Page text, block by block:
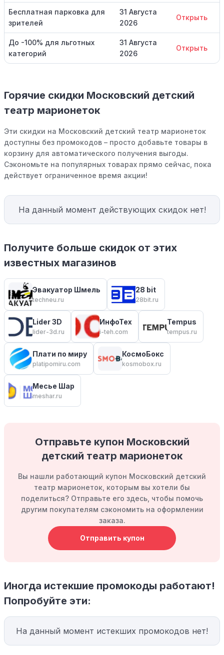
Бесплатная парковка для
зрителей
31 Августа
2026
Открыть
До -100% для льготных
категорий
31 Августа
2026
Открыть
Горячие скидки Московский детский
театр марионеток
Эти скидки на Московский детский театр марионеток
доступны без промокодов – просто добавьте товары в
корзину для автоматического получения выгоды.
Сэкономьте на популярных товарах прямо сейчас, пока
действует ограниченное время акции!
На данный момент действующих скидок нет!
Получите больше скидок от этих
известных магазинов
Эвакуатор Шмель
techneu.ru
28 bit
28bit.ru
Lider 3D
lider-3d.ru
ИнфоТех
i-teh.com
Tempus
tempus.ru
Плати по миру
platipomiru.com
КосмоБокс
kosmobox.ru
Месье Шар
meshar.ru
Отправьте купон Московский
детский театр марионеток
Вы нашли работающий купон Московский детский
театр марионеток, которым вы хотели бы
поделиться? Отправьте его здесь, чтобы помочь
другим покупателям сэкономить на оформлении
заказа.
Отправить купон
Иногда истекшие промокоды работают!
Попробуйте эти:
На данный момент истекших промокодов нет!